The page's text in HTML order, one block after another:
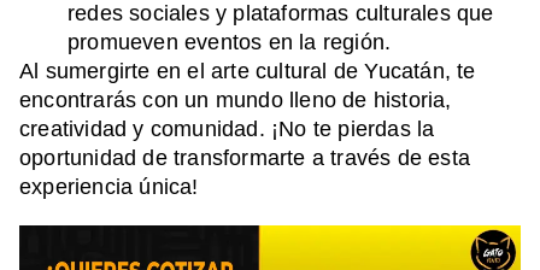
redes sociales y plataformas culturales que
promueven eventos en la región.
Al sumergirte en el arte cultural de Yucatán, te
encontrarás con un mundo lleno de historia,
creatividad y comunidad. ¡No te pierdas la
oportunidad de transformarte a través de esta
experiencia única!